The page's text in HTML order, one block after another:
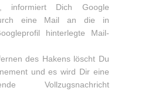
informiert Dich Google
eine Mail an die in
hinterlegte Mail-
des Hakens löscht Du
und es wird Dir eine
Vollzugsnachricht